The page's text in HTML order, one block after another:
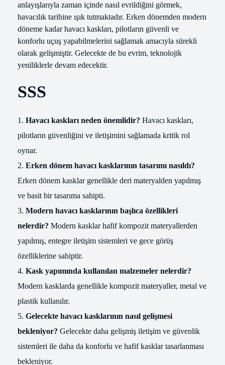
anlayışlarıyla zaman içinde nasıl evrildiğini görmek,
havacılık tarihine ışık tutmaktadır. Erken dönemden modern
döneme kadar havacı kaskları, pilotların güvenli ve
konforlu uçuş yapabilmelerini sağlamak amacıyla sürekli
olarak gelişmiştir. Gelecekte de bu evrim, teknolojik
yeniliklerle devam edecektir.
SSS
Havacı kaskları neden önemlidir? Havacı kaskları,
pilotların güvenliğini ve iletişimini sağlamada kritik rol
oynar.
Erken dönem havacı kasklarının tasarımı nasıldı?
Erken dönem kasklar genellikle deri materyalden yapılmış
ve basit bir tasarıma sahipti.
Modern havacı kasklarının başlıca özellikleri
nelerdir? Modern kasklar hafif kompozit materyallerden
yapılmış, entegre iletişim sistemleri ve gece görüş
özelliklerine sahiptir.
Kask yapımında kullanılan malzemeler nelerdir?
Modern kasklarda genellikle kompozit materyaller, metal ve
plastik kullanılır.
Gelecekte havacı kasklarının nasıl gelişmesi
bekleniyor? Gelecekte daha gelişmiş iletişim ve güvenlik
sistemleri ile daha da konforlu ve hafif kasklar tasarlanması
bekleniyor.